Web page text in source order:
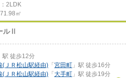
2LDK
㎡
ルⅡ
駅 徒歩12分
(ＪＲ松山駅経由) 「 宮田町 」駅 徒歩16分
(ＪＲ松山駅経由) 「 大手町 」駅 徒歩19分